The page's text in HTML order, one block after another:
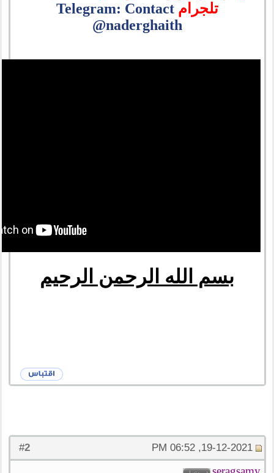
تلجرامTelegram: Contact
@naderghaith
بسم الله الرحمن الرحيم
#
2 19-12-2021, 06:52 PM